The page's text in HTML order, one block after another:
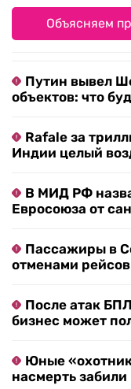
Объясняем
Путин вывел
объектов: что
Rafale за
Индии целый
В МИД РФ
Евросоюза от
Пассажиры в
отменами
После атак
бизнес может
Юные
насмерть